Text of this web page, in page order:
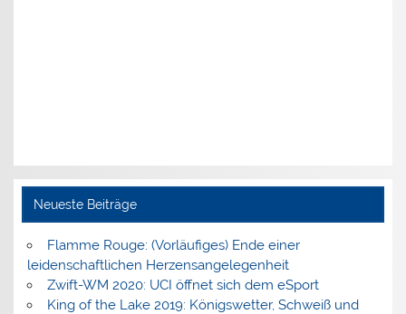
Neueste Beiträge
Flamme Rouge: (Vorläufiges) Ende einer
leidenschaftlichen Herzensangelegenheit
Zwift-WM 2020: UCI öffnet sich dem eSport
King of the Lake 2019: Königswetter, Schweiß und